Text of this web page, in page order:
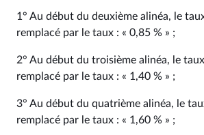
1° Au début du deuxième alinéa, le
remplacé par le taux : « 0,85 % » ;
2° Au début du troisième alinéa, le
remplacé par le taux : « 1,40 % » ;
3° Au début du quatrième alinéa, le
remplacé par le taux : « 1,60 % » ;